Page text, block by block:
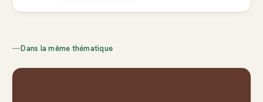
—Dans la même thématique